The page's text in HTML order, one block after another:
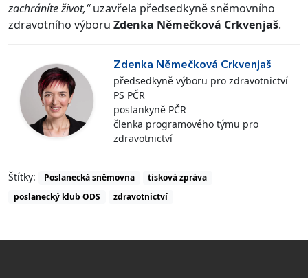
zachráníte život,“uzavřela předsedkyně sněmovního
zdravotního výboru Zdenka Němečková Crkvenjaš.
Zdenka Němečková Crkvenjaš
předsedkyně výboru pro zdravotnictví
PS PČR
poslankyně PČR
členka programového týmu pro
zdravotnictví
Štítky: Poslanecká sněmovna
tisková zpráva
poslanecký klub ODS
zdravotnictví